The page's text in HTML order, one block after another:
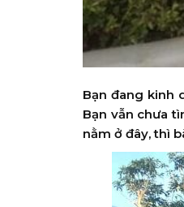
Bạn đang kinh
Bạn vẫn chưa
nằm ở đây, thì